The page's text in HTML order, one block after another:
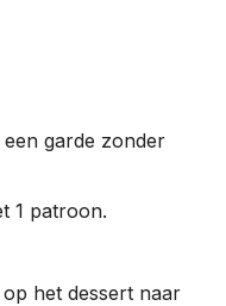
garde zonder
1 patroon.
het dessert naar